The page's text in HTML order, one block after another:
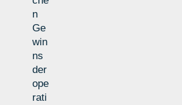
n
Ge
win
ns
der
ope
rati